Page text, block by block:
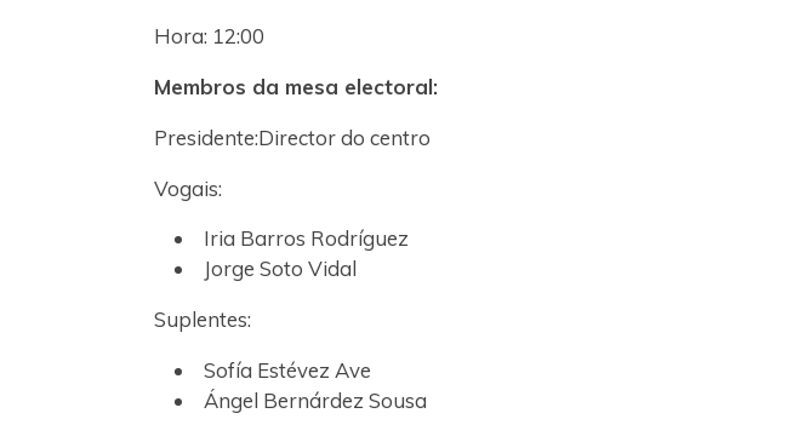
Hora: 12:00
Membros da mesa electoral:
Presidente:Director do centro
Vogais:
Iria Barros Rodríguez
Jorge Soto Vidal
Suplentes:
Sofía Estévez Ave
Ángel Bernárdez Sousa